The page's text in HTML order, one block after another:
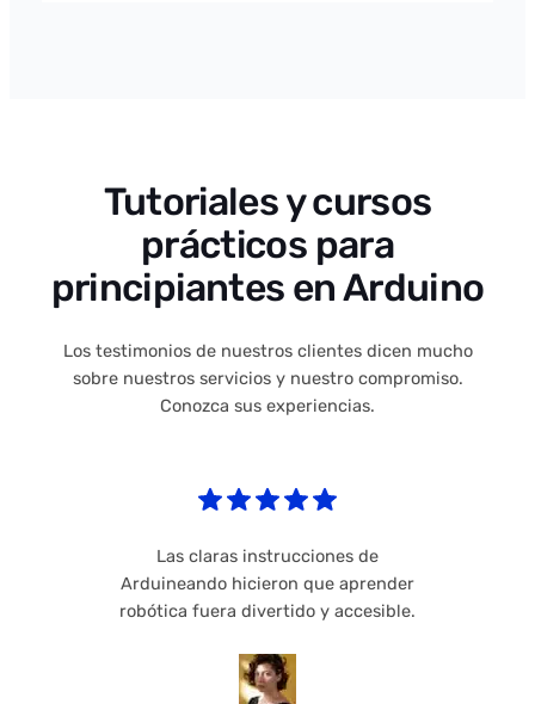
Tutoriales y cursos
prácticos para
principiantes en Arduino
Los testimonios de nuestros clientes dicen mucho
sobre nuestros servicios y nuestro compromiso.
Conozca sus experiencias.
Las claras instrucciones de
Arduineando hicieron que aprender
robótica fuera divertido y accesible.